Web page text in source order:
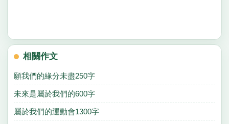
相關作文
願我們的緣分未盡250字
未來是屬於我們的600字
屬於我們的運動會1300字